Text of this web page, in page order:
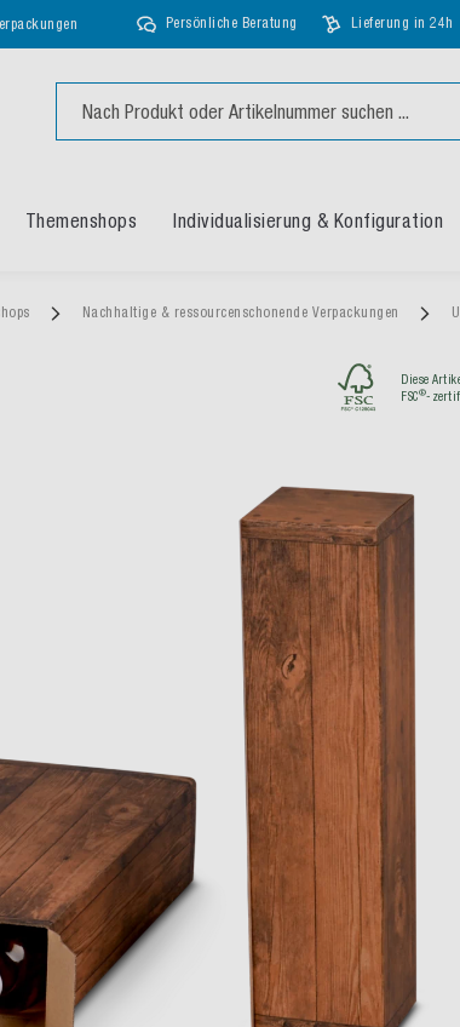
Persönliche Beratung Lieferung in 24h
Themenshops Individualisierung & Konfiguration
Nachhaltige & ressourcenschonende Verpackungen
Diese
FSC®-